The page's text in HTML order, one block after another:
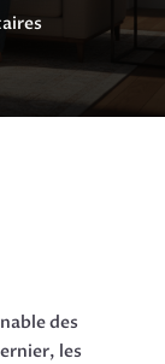
des
les